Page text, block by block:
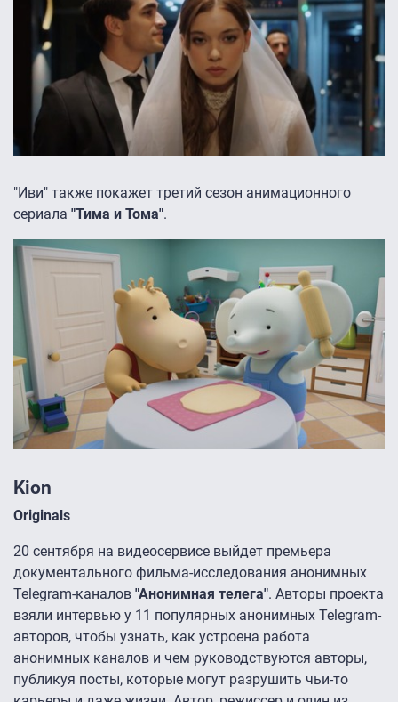
"Иви" также покажет третий сезон анимационного
сериала "Тима и Тома".
Kion
Originals
20 сентября на видеосервисе выйдет премьера
документального фильма-исследования анонимных
Telegram-каналов "Анонимная телега". Авторы проекта
взяли интервью у 11 популярных анонимных Telegram-
авторов, чтобы узнать, как устроена работа
анонимных каналов и чем руководствуются авторы,
публикуя посты, которые могут разрушить чьи-то